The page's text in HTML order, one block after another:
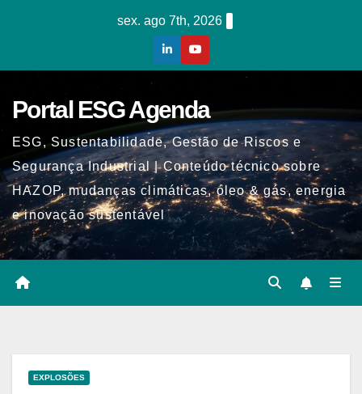
sex. ago 7th, 2026
Portal ESG Agenda
ESG, Sustentabilidade, Gestão de Riscos e
Segurança Industrial | Conteúdo técnico sobre
HAZOP, mudanças climáticas, óleo & gás, energia
e inovação sustentável
EXPLOSÕES